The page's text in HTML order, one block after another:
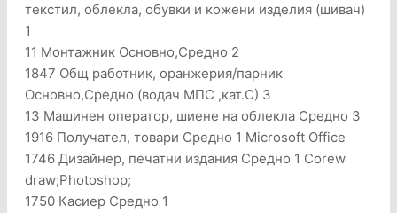
текстил, облекла, обувки и кожени изделия (шивач)
1
11 Монтажник Основно,Средно 2
1847 Общ работник, оранжерия/парник
Основно,Средно (водач МПС ,кат.С) 3
13 Машинен оператор, шиене на облекла Средно 3
1916 Получател, товари Средно 1 Microsoft Office
1746 Дизайнер, печатни издания Средно 1 Corew
draw;Photoshop;
1750 Касиер Средно 1